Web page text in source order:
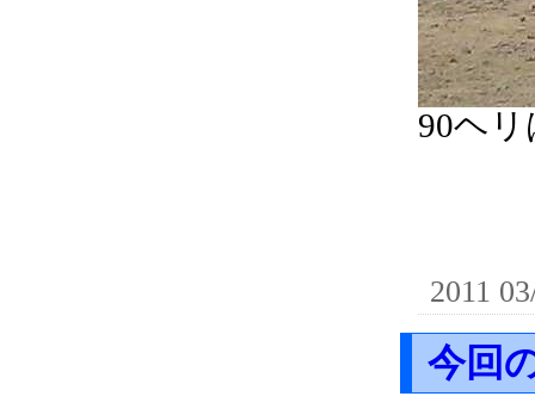
90ヘ
2011
今回